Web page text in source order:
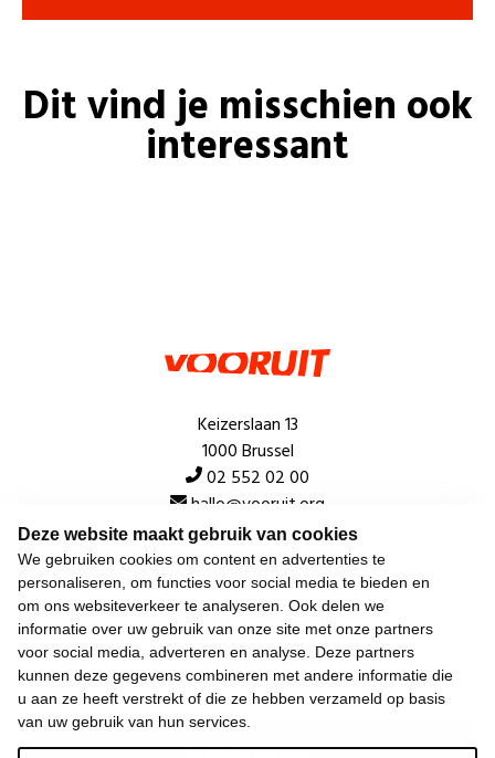
Deze website maakt gebruik van cookies
We gebruiken cookies om content en advertenties te
personaliseren, om functies voor social media te bieden en
om ons websiteverkeer te analyseren. Ook delen we
informatie over uw gebruik van onze site met onze partners
voor social media, adverteren en analyse. Deze partners
kunnen deze gegevens combineren met andere informatie die
u aan ze heeft verstrekt of die ze hebben verzameld op basis
van uw gebruik van hun services.
Dit vind je misschien ook
interessant
Keizerslaan 13
1000 Brussel
02 552 02 00
hallo@vooruit.org
Snel
Over de beweging
Algemeen